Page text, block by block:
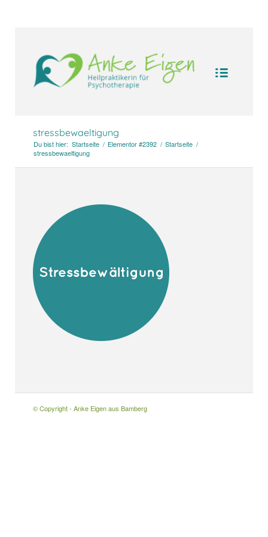
stressbewaeltigung
Du bist hier: Startseite / Elementor #2392 / Startseite /
stressbewaeltigung
© Copyright - Anke Eigen aus Bamberg